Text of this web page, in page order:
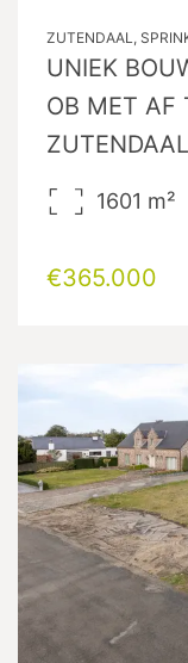
ZUTENDAAL,
UNIEK
OB MET AF
1601 m²
€365.000